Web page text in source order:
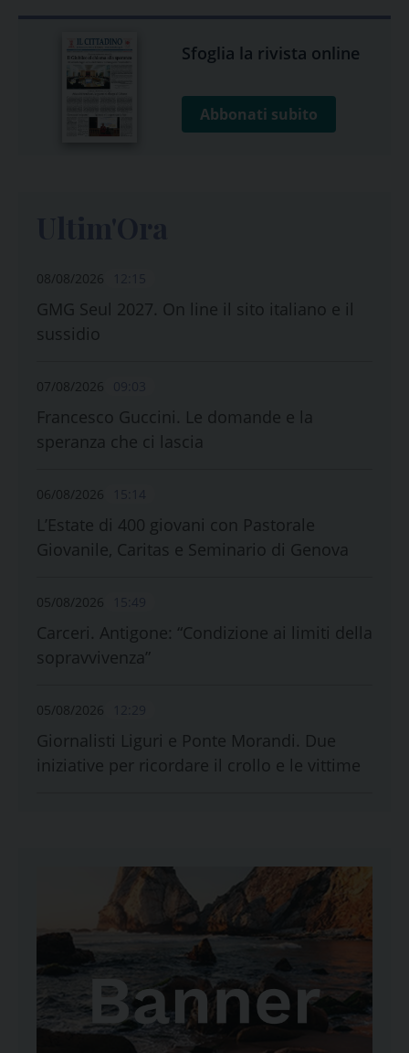
Sfoglia la rivista online
Abbonati subito
08/08/2026
GMG Seul 2027. On line il sito italiano e il
sussidio
07/08/2026
Francesco Guccini. Le domande e la
speranza che ci lascia
06/08/2026
L’Estate di 400 giovani con Pastorale
Giovanile, Caritas e Seminario di Genova
05/08/2026
Carceri. Antigone: “Condizione ai limiti della
sopravvivenza”
05/08/2026
Giornalisti Liguri e Ponte Morandi. Due
iniziative per ricordare il crollo e le vittime